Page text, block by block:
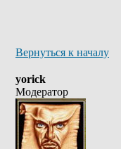
Вернуться к началу
yorick
Модератор